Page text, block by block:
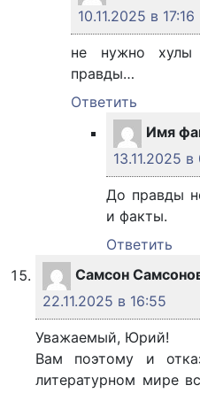
10.11.2025 в 17:16
не нужно
правды…
Ответить
Имя
13.11.2025
До правды
и факты.
Ответить
Самсон
22.11.2025 в 16:55
Уважаемый, Юрий!
Вам поэтому и
литературном мире